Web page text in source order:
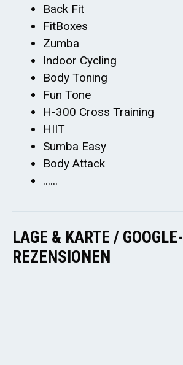
Back Fit
FitBoxes
Zumba
Indoor Cycling
Body Toning
Fun Tone
H-300 Cross Training
HIIT
Sumba Easy
Body Attack
......
LAGE & KARTE / GOOGLE-
REZENSIONEN